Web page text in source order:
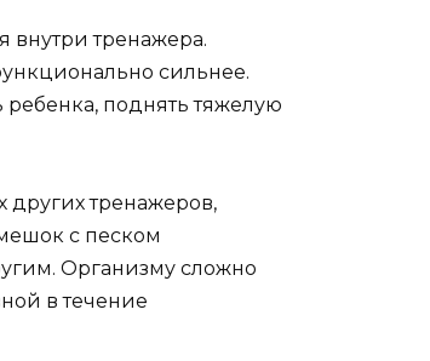
внутри тренажера.
сильнее.
ребенка, поднять тяжелую
других тренажеров,
с песком
Организму сложно
в течение